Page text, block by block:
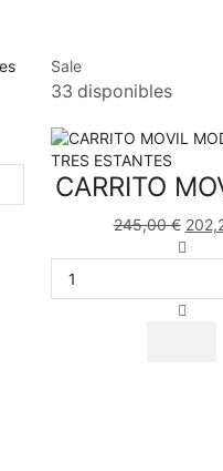
Sale
33 disponibles
CARRITO
245,00€